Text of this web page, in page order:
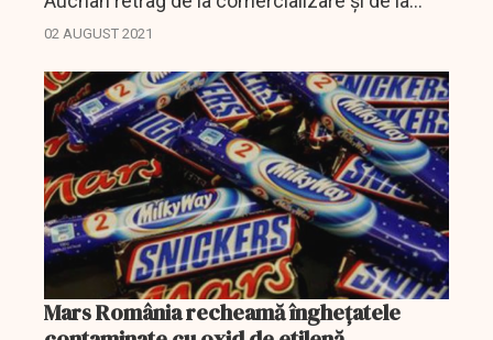
clienţi mai multe tipuri de îngheţată produsă
prezenţa...
02 AUGUST 2021
Mars România recheamă înghețatele